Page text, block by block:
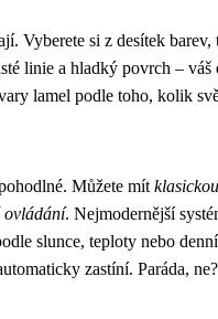
Vyberete si z desítek barev,
linie a hladký povrch – váš
lamel podle toho, kolik
Můžete mít
ovládání. Nejmodernější
slunce, teploty nebo
zastíní. Paráda, ne?